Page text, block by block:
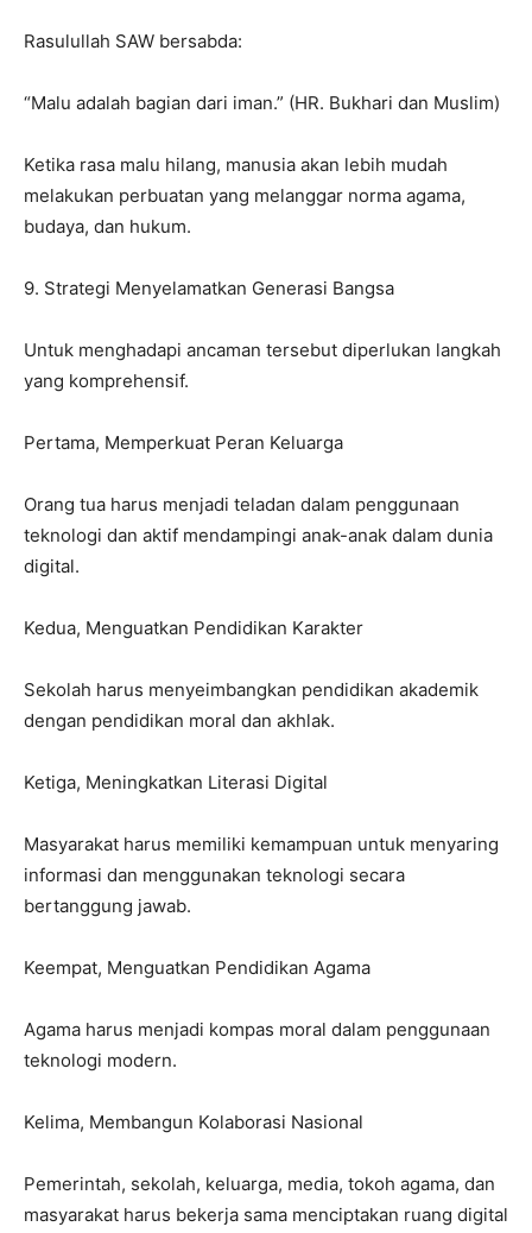
Rasulullah SAW bersabda:
“Malu adalah bagian dari iman.” (HR. Bukhari dan Muslim)
Ketika rasa malu hilang, manusia akan lebih mudah
melakukan perbuatan yang melanggar norma agama,
budaya, dan hukum.
9. Strategi Menyelamatkan Generasi Bangsa
Untuk menghadapi ancaman tersebut diperlukan langkah
yang komprehensif.
Pertama, Memperkuat Peran Keluarga
Orang tua harus menjadi teladan dalam penggunaan
teknologi dan aktif mendampingi anak-anak dalam dunia
digital.
Kedua, Menguatkan Pendidikan Karakter
Sekolah harus menyeimbangkan pendidikan akademik
dengan pendidikan moral dan akhlak.
Ketiga, Meningkatkan Literasi Digital
Masyarakat harus memiliki kemampuan untuk menyaring
informasi dan menggunakan teknologi secara
bertanggung jawab.
Keempat, Menguatkan Pendidikan Agama
Agama harus menjadi kompas moral dalam penggunaan
teknologi modern.
Kelima, Membangun Kolaborasi Nasional
Pemerintah, sekolah, keluarga, media, tokoh agama, dan
masyarakat harus bekerja sama menciptakan ruang digital